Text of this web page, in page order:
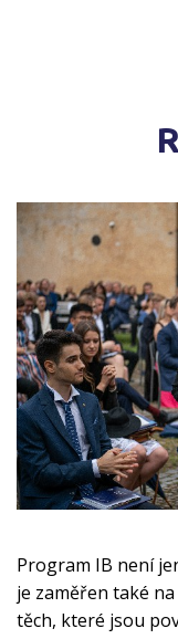
Program IB není
je zaměřen také
těch, které jsou